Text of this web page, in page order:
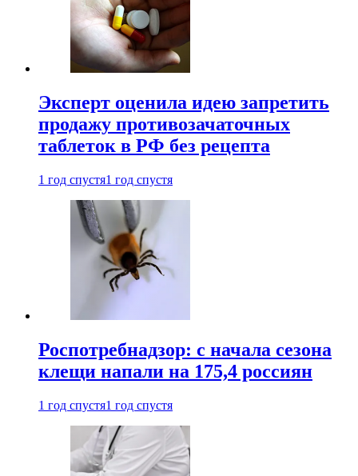
Эксперт оценила идею запретить
продажу противозачаточных
таблеток в РФ без рецепта
1 год спустя1 год спустя
Роспотребнадзор: с начала сезона
клещи напали на 175,4 россиян
1 год спустя1 год спустя